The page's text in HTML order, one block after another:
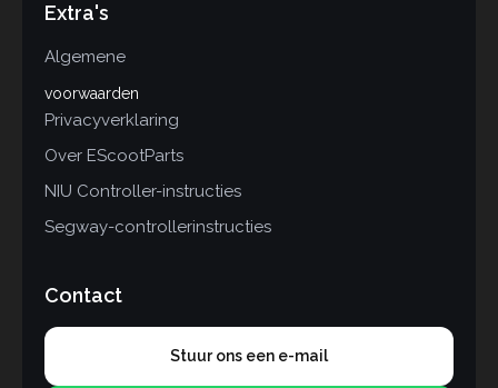
Extra's
Algemene
voorwaarden
Privacyverklaring
Over EScootParts
NIU Controller-instructies
Segway-controllerinstructies
Contact
Stuur ons een e-mail